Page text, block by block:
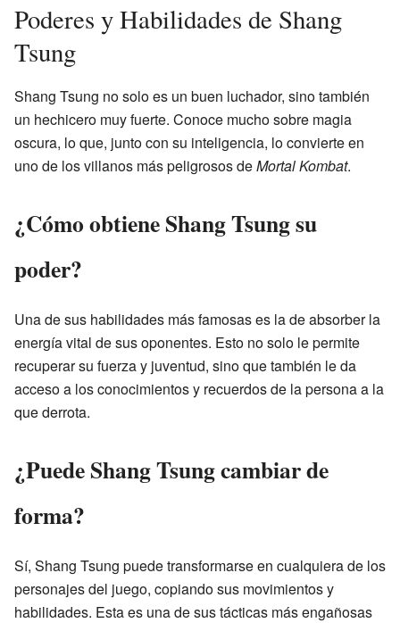
Poderes y Habilidades de Shang
Tsung
Shang Tsung no solo es un buen luchador, sino también
un hechicero muy fuerte. Conoce mucho sobre magia
oscura, lo que, junto con su inteligencia, lo convierte en
uno de los villanos más peligrosos deMortal Kombat.
¿Cómo obtiene Shang Tsung su
poder?
Una de sus habilidades más famosas es la de absorber la
energía vital de sus oponentes. Esto no solo le permite
recuperar su fuerza y juventud, sino que también le da
acceso a los conocimientos y recuerdos de la persona a la
que derrota.
¿Puede Shang Tsung cambiar de
forma?
Sí, Shang Tsung puede transformarse en cualquiera de los
personajes del juego, copiando sus movimientos y
habilidades. Esta es una de sus tácticas más engañosas